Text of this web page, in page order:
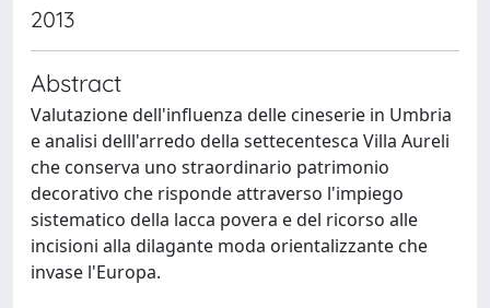
2013
Abstract
Valutazione dell'influenza delle cineserie in Umbria
e analisi delll'arredo della settecentesca Villa Aureli
che conserva uno straordinario patrimonio
decorativo che risponde attraverso l'impiego
sistematico della lacca povera e del ricorso alle
incisioni alla dilagante moda orientalizzante che
invase l'Europa.